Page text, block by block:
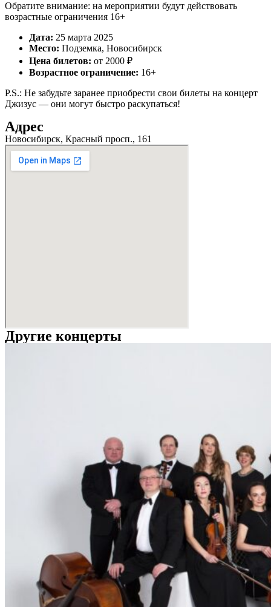
Обратите внимание: на мероприятии будут действовать
возрастные ограничения 16+
Дата: 25 марта 2025
Место: Подземка, Новосибирск
Цена билетов: от 2000 ₽
Возрастное ограничение: 16+
P.S.: Не забудьте заранее приобрести свои билеты на концерт
Джизус — они могут быстро раскупаться!
Адрес
Новосибирск, Красный просп., 161
Другие концерты